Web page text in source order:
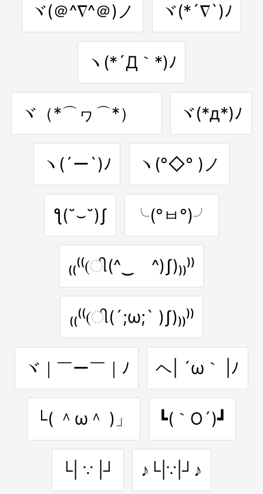
ヾ(＠^∇^＠)ノ ヾ(*´∇`)ﾉ
ヽ(*´Д｀*)ﾉ
ヾ（*⌒ヮ⌒*）ゞ ヾ(*д*)ﾉ
ヽ(´ー`)ﾉ ヽ(°◇° )ノ
ƪ(˘⌣˘)ʃ ╰(°ㅂ°)╯
₍₍⁽⁽(ી(^‿ゝ^)ʃ)₎₎⁾⁾
₍₍⁽⁽(ી(´;ω;` )ʃ)₎₎⁾⁾
ヾ｜￣ー￣｜ﾉ ヘ| ´ω｀ |ﾉ
└( ＾ω＾ )」 ┗(｀O´)┛
└| ∵ |┘ ♪└|∵|┘♪